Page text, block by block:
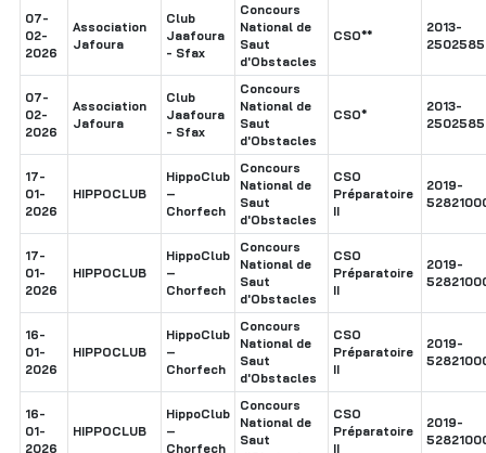
07-
02-
2026
Association
Jafoura
Club
Jaafoura
- Sfax
Concours
National de
Saut
d'Obstacles
CSO**
2013-
07-
02-
2026
Association
Jafoura
Club
Jaafoura
- Sfax
Concours
National de
Saut
d'Obstacles
CSO*
2013-
17-
01-
2026
HIPPOCLUB
HippoClub
–
Chorfech
Concours
National de
Saut
d'Obstacles
CSO
Préparatoire
II
2019-
17-
01-
2026
HIPPOCLUB
HippoClub
–
Chorfech
Concours
National de
Saut
d'Obstacles
CSO
Préparatoire
II
2019-
16-
01-
2026
HIPPOCLUB
HippoClub
–
Chorfech
Concours
National de
Saut
d'Obstacles
CSO
Préparatoire
II
2019-
16-
01-
2026
HIPPOCLUB
HippoClub
–
Chorfech
Concours
National de
Saut
CSO
Préparatoire
II
2019-